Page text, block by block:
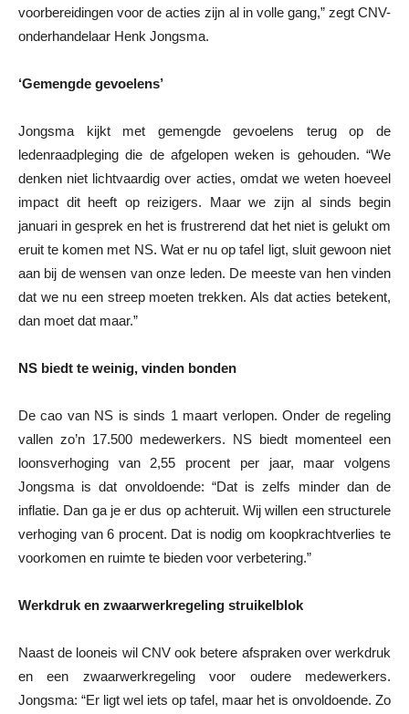
voorbereidingen voor de acties zijn al in volle gang,” zegt CNV-
onderhandelaar Henk Jongsma.
‘Gemengde gevoelens’
Jongsma kijkt met gemengde gevoelens terug op de
ledenraadpleging die de afgelopen weken is gehouden. “We
denken niet lichtvaardig over acties, omdat we weten hoeveel
impact dit heeft op reizigers. Maar we zijn al sinds begin
januari in gesprek en het is frustrerend dat het niet is gelukt om
eruit te komen met NS. Wat er nu op tafel ligt, sluit gewoon niet
aan bij de wensen van onze leden. De meeste van hen vinden
dat we nu een streep moeten trekken. Als dat acties betekent,
dan moet dat maar.”
NS biedt te weinig, vinden bonden
De cao van NS is sinds 1 maart verlopen. Onder de regeling
vallen zo’n 17.500 medewerkers. NS biedt momenteel een
loonsverhoging van 2,55 procent per jaar, maar volgens
Jongsma is dat onvoldoende: “Dat is zelfs minder dan de
inflatie. Dan ga je er dus op achteruit. Wij willen een structurele
verhoging van 6 procent. Dat is nodig om koopkrachtverlies te
voorkomen en ruimte te bieden voor verbetering.”
Werkdruk en zwaarwerkregeling struikelblok
Naast de looneis wil CNV ook betere afspraken over werkdruk
en een zwaarwerkregeling voor oudere medewerkers.
Jongsma: “Er ligt wel iets op tafel, maar het is onvoldoende. Zo